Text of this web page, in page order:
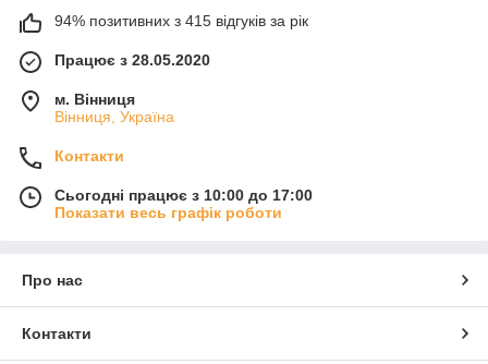
94% позитивних з 415 відгуків за рік
Працює з 28.05.2020
м. Вінниця
Вінниця, Україна
Контакти
Сьогодні працює з 10:00 до 17:00
Показати весь графік роботи
Про нас
Контакти